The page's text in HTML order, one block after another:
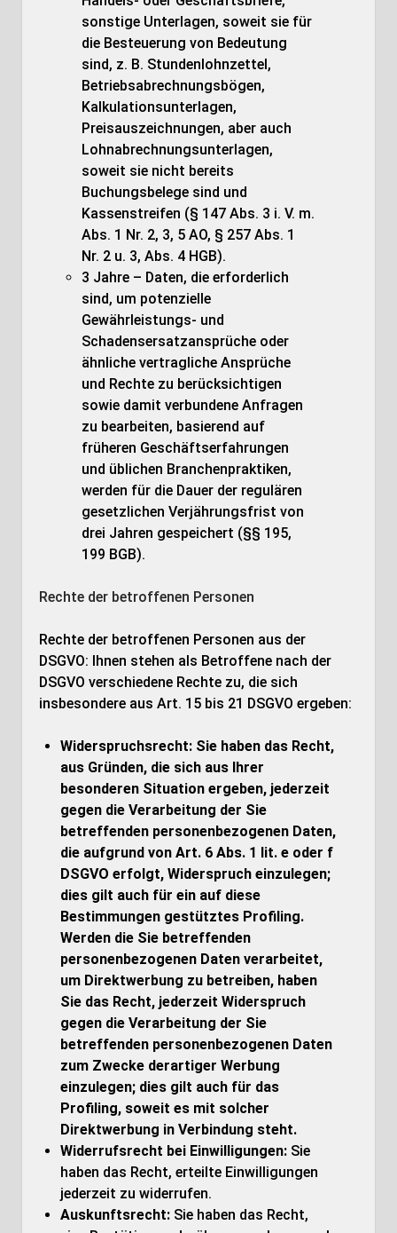
sonstige Unterlagen, soweit sie für
die Besteuerung von Bedeutung
sind, z. B. Stundenlohnzettel,
Betriebsabrechnungsbögen,
Kalkulationsunterlagen,
Preisauszeichnungen, aber auch
Lohnabrechnungsunterlagen,
soweit sie nicht bereits
Buchungsbelege sind und
Kassenstreifen (§ 147 Abs. 3 i. V. m.
Abs. 1 Nr. 2, 3, 5 AO, § 257 Abs. 1
Nr. 2 u. 3, Abs. 4 HGB).
3 Jahre – Daten, die erforderlich
sind, um potenzielle
Gewährleistungs- und
Schadensersatzansprüche oder
ähnliche vertragliche Ansprüche
und Rechte zu berücksichtigen
sowie damit verbundene Anfragen
zu bearbeiten, basierend auf
früheren Geschäftserfahrungen
und üblichen Branchenpraktiken,
werden für die Dauer der regulären
gesetzlichen Verjährungsfrist von
drei Jahren gespeichert (§§ 195,
199 BGB).
Rechte der betroffenen Personen
Rechte der betroffenen Personen aus der
DSGVO: Ihnen stehen als Betroffene nach der
DSGVO verschiedene Rechte zu, die sich
insbesondere aus Art. 15 bis 21 DSGVO ergeben:
Widerspruchsrecht: Sie haben das Recht,
aus Gründen, die sich aus Ihrer
besonderen Situation ergeben, jederzeit
gegen die Verarbeitung der Sie
betreffenden personenbezogenen Daten,
die aufgrund von Art. 6 Abs. 1 lit. e oder f
DSGVO erfolgt, Widerspruch einzulegen;
dies gilt auch für ein auf diese
Bestimmungen gestütztes Profiling.
Werden die Sie betreffenden
personenbezogenen Daten verarbeitet,
um Direktwerbung zu betreiben, haben
Sie das Recht, jederzeit Widerspruch
gegen die Verarbeitung der Sie
betreffenden personenbezogenen Daten
zum Zwecke derartiger Werbung
einzulegen; dies gilt auch für das
Profiling, soweit es mit solcher
Direktwerbung in Verbindung steht.
Widerrufsrecht bei Einwilligungen:Sie
haben das Recht, erteilte Einwilligungen
jederzeit zu widerrufen.
Auskunftsrecht:Sie haben das Recht,